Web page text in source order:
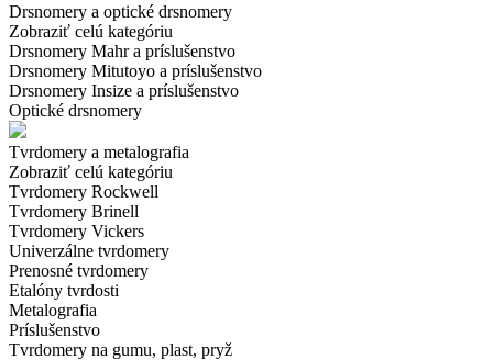
Drsnomery a optické drsnomery
Zobraziť celú kategóriu
Drsnomery Mahr a príslušenstvo
Drsnomery Mitutoyo a príslušenstvo
Drsnomery Insize a príslušenstvo
Optické drsnomery
Tvrdomery a metalografia
Zobraziť celú kategóriu
Tvrdomery Rockwell
Tvrdomery Brinell
Tvrdomery Vickers
Univerzálne tvrdomery
Prenosné tvrdomery
Etalóny tvrdosti
Metalografia
Príslušenstvo
Tvrdomery na gumu, plast, pryž